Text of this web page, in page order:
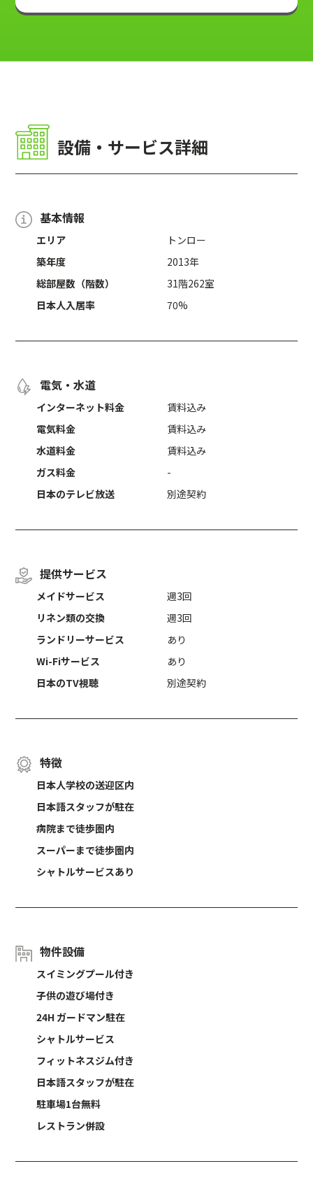
設備・サービス詳細
基本情報
エリア
トンロー
築年度
2013年
総部屋数（階数）
31階262室
日本人入居率
70%
電気・水道
インターネット料金
賃料込み
電気料金
賃料込み
水道料金
賃料込み
ガス料金
-
日本のテレビ放送
別途契約
提供サービス
メイドサービス
週3回
リネン類の交換
週3回
ランドリーサービス
あり
Wi-Fiサービス
あり
日本のTV視聴
別途契約
特徴
日本人学校の送迎区内
日本語スタッフが駐在
病院まで徒歩圏内
スーパーまで徒歩圏内
シャトルサービスあり
物件設備
スイミングプール付き
子供の遊び場付き
24H ガードマン駐在
シャトルサービス
フィットネスジム付き
日本語スタッフが駐在
駐車場1台無料
レストラン併設